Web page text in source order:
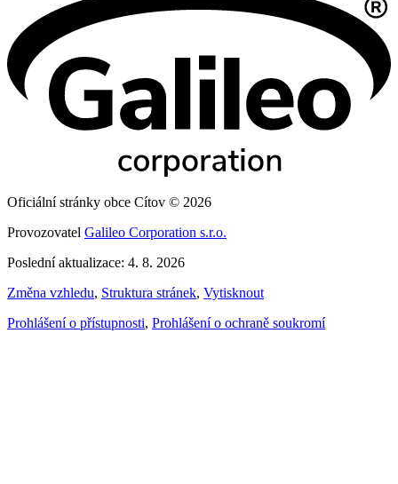
Oficiální stránky obce Cítov © 2026
Provozovatel Galileo Corporation s.r.o.
Poslední aktualizace: 4. 8. 2026
Změna vzhledu, Struktura stránek, Vytisknout
Prohlášení o přístupnosti, Prohlášení o ochraně soukromí